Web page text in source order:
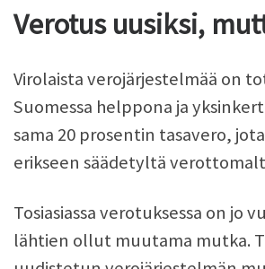
Verotus uusiksi,
Virolaista verojärjestelmää on
Suomessa helppona ja
sama 20 prosentin tasavero,
erikseen säädetyltä
Tosiasiassa verotuksessa on jo
lähtien ollut muutama mutka.